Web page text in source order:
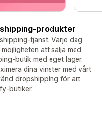
produkter
tjänst. Varje dag
att sälja med
butik med eget lager.
dina vinster med vårt
dropshipping för att
butiker.